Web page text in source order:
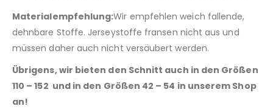
Materialempfehlung:Wir empfehlen weich fallende,
dehnbare Stoffe. Jerseystoffe fransen nicht aus und
müssen daher auch nicht versäubert werden.
Übrigens, wir bieten den Schnitt auch in den Größen
110 – 152 und in den Größen 42 – 54 in unserem Shop
an!